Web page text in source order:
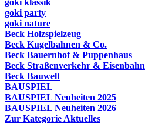
goki klassik
goki party
goki nature
Beck Holzspielzeug
Beck Kugelbahnen & Co.
Beck Bauernhof & Puppenhaus
Beck Straßenverkehr & Eisenbahn
Beck Bauwelt
BAUSPIEL
BAUSPIEL Neuheiten 2025
BAUSPIEL Neuheiten 2026
Zur Kategorie Aktuelles